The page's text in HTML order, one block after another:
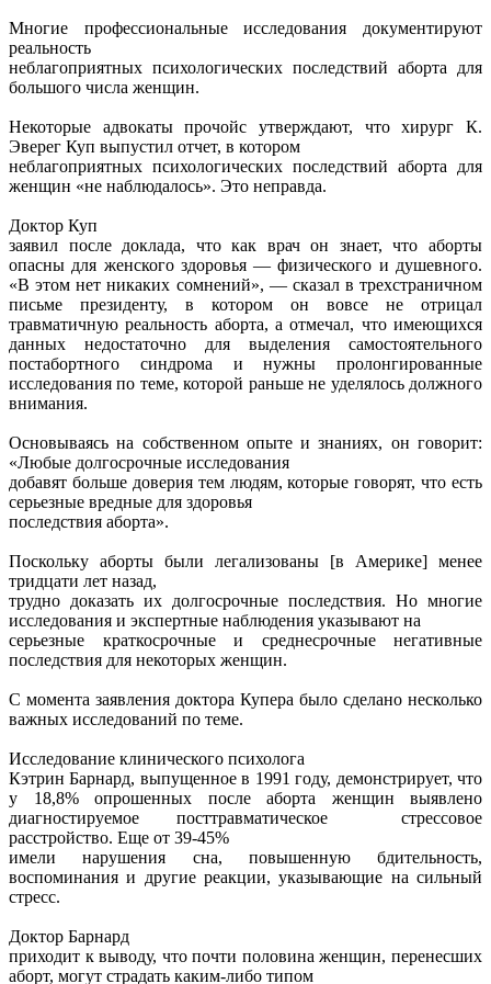
Многие профессиональные исследования документируют
реальность
неблагоприятных психологических последствий аборта для
большого числа женщин.
Некоторые адвокаты прочойс утверждают, что хирург К.
Эверег Куп выпустил отчет, в котором
неблагоприятных психологических последствий аборта для
женщин «не наблюдалось». Это неправда.
Доктор Куп
заявил после доклада, что как врач он знает, что аборты
опасны для женского здоровья — физического и душевного.
«В этом нет никаких сомнений», — сказал в трехстраничном
письме президенту, в котором он вовсе не отрицал
травматичную реальность аборта, а отмечал, что имеющихся
данных недостаточно для выделения самостоятельного
постабортного синдрома и нужны пролонгированные
исследования по теме, которой раньше не уделялось должного
внимания.
Основываясь на собственном опыте и знаниях, он говорит:
«Любые долгосрочные исследования
добавят больше доверия тем людям, которые говорят, что есть
серьезные вредные для здоровья
последствия аборта».
Поскольку аборты были легализованы [в Америке] менее
тридцати лет назад,
трудно доказать их долгосрочные последствия. Но многие
исследования и экспертные наблюдения указывают на
серьезные краткосрочные и среднесрочные негативные
последствия для некоторых женщин.
С момента заявления доктора Купера было сделано несколько
важных исследований по теме.
Исследование клинического психолога
Кэтрин Барнард, выпущенное в 1991 году, демонстрирует, что
у 18,8% опрошенных после аборта женщин выявлено
диагностируемое посттравматическое стрессовое
расстройство. Еще от 39-45%
имели нарушения сна, повышенную бдительность,
воспоминания и другие реакции, указывающие на сильный
стресс.
Доктор Барнард
приходит к выводу, что почти половина женщин, перенесших
аборт, могут страдать каким-либо типом